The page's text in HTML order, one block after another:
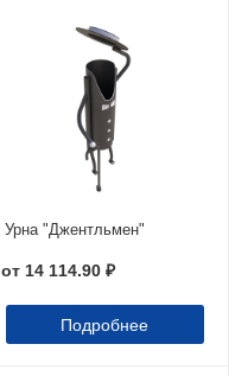
Урна "Джентльмен"
от 14 114.90 ₽
Подробнее